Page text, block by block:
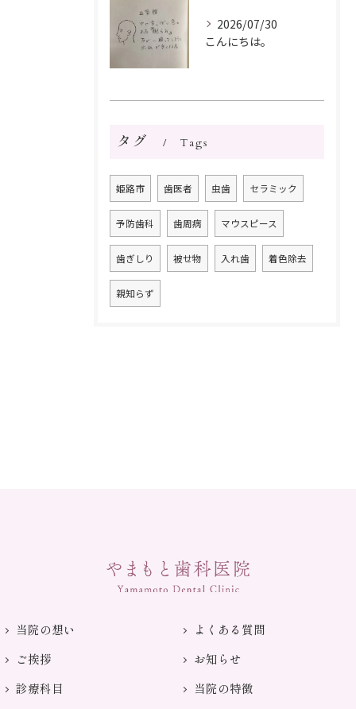
2026/07/30
こんにちは。
タグ Tags
姫路市 歯医者 虫歯 セラミック
予防歯科 歯周病 マウスピース
歯ぎしり 被せ物 入れ歯 着色除去
親知らず
当院の想い
よくある質問
ご挨拶
お知らせ
診療科目
当院の特徴